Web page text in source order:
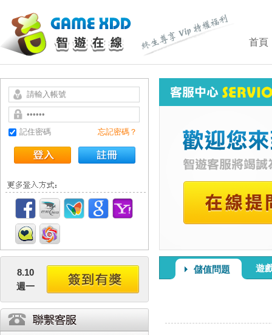
首頁
記住密碼 忘記密碼？
8.10
週一
儲值問題 遊